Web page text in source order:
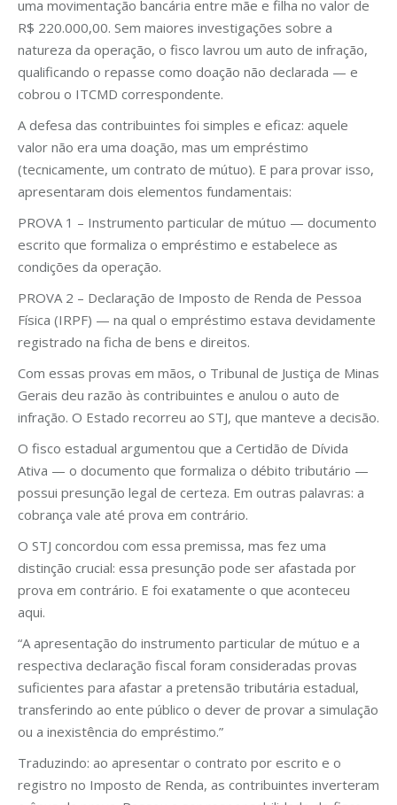
uma movimentação bancária entre mãe e filha no valor de
R$ 220.000,00. Sem maiores investigações sobre a
natureza da operação, o fisco lavrou um auto de infração,
qualificando o repasse como doação não declarada — e
cobrou o ITCMD correspondente.
A defesa das contribuintes foi simples e eficaz: aquele
valor não era uma doação, mas um empréstimo
(tecnicamente, um contrato de mútuo). E para provar isso,
apresentaram dois elementos fundamentais:
PROVA 1 – Instrumento particular de mútuo — documento
escrito que formaliza o empréstimo e estabelece as
condições da operação.
PROVA 2 – Declaração de Imposto de Renda de Pessoa
Física (IRPF) — na qual o empréstimo estava devidamente
registrado na ficha de bens e direitos.
Com essas provas em mãos, o Tribunal de Justiça de Minas
Gerais deu razão às contribuintes e anulou o auto de
infração. O Estado recorreu ao STJ, que manteve a decisão.
O fisco estadual argumentou que a Certidão de Dívida
Ativa — o documento que formaliza o débito tributário —
possui presunção legal de certeza. Em outras palavras: a
cobrança vale até prova em contrário.
O STJ concordou com essa premissa, mas fez uma
distinção crucial: essa presunção pode ser afastada por
prova em contrário. E foi exatamente o que aconteceu
aqui.
“A apresentação do instrumento particular de mútuo e a
respectiva declaração fiscal foram consideradas provas
suficientes para afastar a pretensão tributária estadual,
transferindo ao ente público o dever de provar a simulação
ou a inexistência do empréstimo.”
Traduzindo: ao apresentar o contrato por escrito e o
registro no Imposto de Renda, as contribuintes inverteram